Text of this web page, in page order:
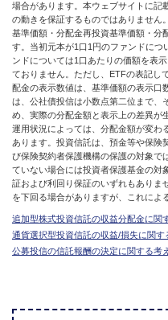
場合があります。本ウェブサイトに記
の動きを保証するものではありません。
基準価額・分配金再投資基準価額・分
す。当初元本が1口1円のファンドにつ
ンドについては1口あたりの価額を表
ておりません。ただし、ETFの表記し
配金の表示数値は、基準価額の表示口
は、公社債投信は小数点第二位まで、
め、実際の分配金額と表示上の差異が
運用状況によっては、分配金額が変わ
あります。投資信託は、預金等や保険
び保険契約者保護機構の保護の対象で
ていない場合には投資者保護基金の対
証および利回り保証のいずれもありま
を下回る場合がありますが、これによ
追加型株式投資信託の収益分配金に関
通貨選択型投資信託の収益/損失に関す
公募投信の信託報酬の決定に関する考